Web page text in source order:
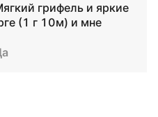
грифель и яркие
(1 г 10м) и мне